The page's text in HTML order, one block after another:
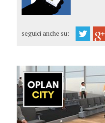
seguici anche su: